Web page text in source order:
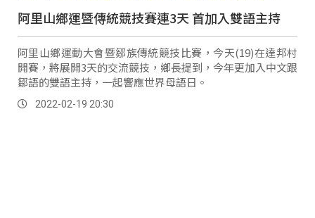
阿里山鄉運暨傳統競技賽連3天 首加入雙語主持
阿里山鄉運動大會暨鄒族傳統競技比賽，今天(19)在達邦村
開賽，將展開3天的交流競技，鄉長提到，今年更加入中文跟
鄒語的雙語主持，一起響應世界母語日。
2022-02-19 20:30